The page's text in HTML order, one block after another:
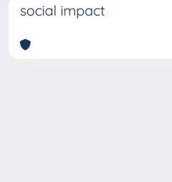
social impact